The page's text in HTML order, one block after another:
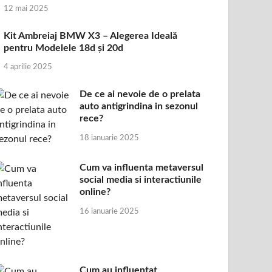
12 mai 2025
Kit Ambreiaj BMW X3 – Alegerea Ideală
pentru Modelele 18d și 20d
4 aprilie 2025
De ce ai nevoie de o prelata
auto antigrindina in sezonul
rece?
18 ianuarie 2025
Cum va influenta metaversul
social media si interactiunile
online?
16 ianuarie 2025